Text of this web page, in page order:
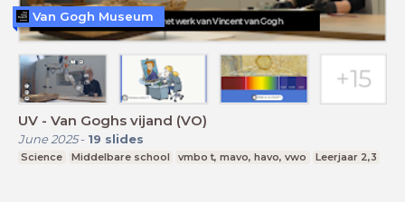
UV - Van Goghs vijand (VO)
June 2025- 19 slides
Science Middelbare school vmbo t, mavo, havo, vwo Leerjaar 2,3
Van Gogh Museum